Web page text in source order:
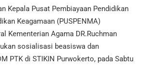
Kepala Pusat Pembiayaan Pendidikan
Keagamaan (PUSPENMA)
Kementerian Agama DR.Ruchman
sosialisasi beasiswa dan
PTK di STIKIN Purwokerto, pada Sabtu